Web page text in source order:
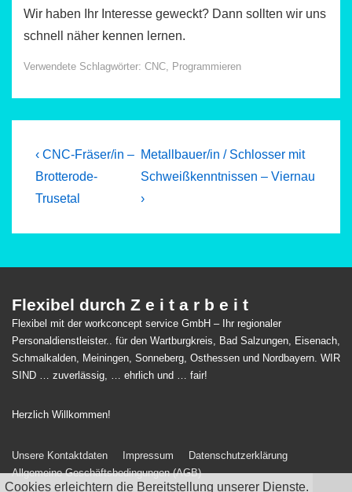
Wir haben Ihr Interesse geweckt? Dann sollten wir uns
schnell näher kennen lernen.
Verwendete Schlagwörter: CNC, Programmieren
Beitragsnavigation
Previous
Post
is
‹ CNC-Fräser/in –
Brotterode-
Trusetal
Next
Post
is
Metallbauer/in / Schlosser mit
Schweißkenntnissen – Viernau
›
Flexibel durch Z e i t a r b e i t
Flexibel mit der workconcept service GmbH – Ihr regionaler
Personaldienstleister.. für den Wartburgkreis, Bad Salzungen, Eisenach,
Schmalkalden, Meiningen, Sonneberg, Osthessen und Nordbayern. WIR
SIND … zuverlässig, … ehrlich und … fair!
Herzlich Willkommen!
Footer-
Menü
Unsere Kontaktdaten Impressum
Datenschutzerklärung
Allgemeine Geschäftsbedingungen (AGB)
Cookies erleichtern die Bereitstellung unserer Dienste.